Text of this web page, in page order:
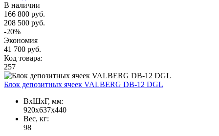
В наличии
166 800 руб.
208 500 руб.
-20%
Экономия
41 700 руб.
Код товара:
257
Блок депозитных ячеек VALBERG DB-12 DGL
ВxШxГ, мм:
920x637x440
Вес, кг:
98